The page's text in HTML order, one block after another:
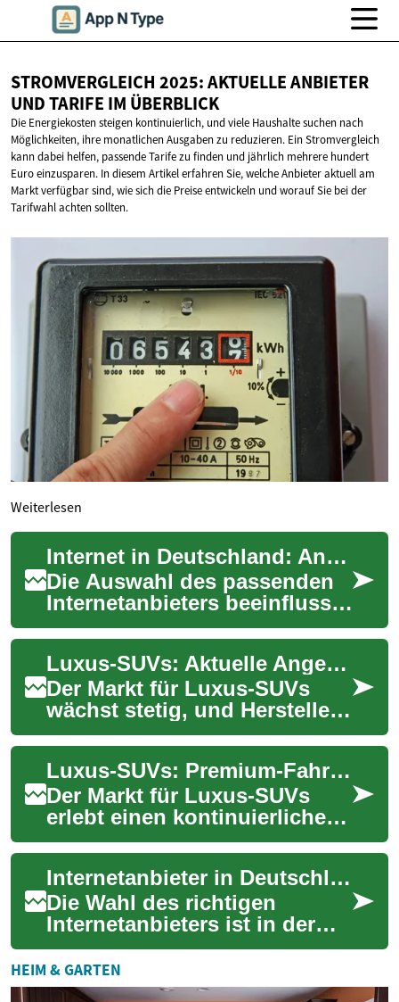
STROMVERGLEICH 2025: AKTUELLE ANBIETER
UND TARIFE IM ÜBERBLICK
Die Energiekosten steigen kontinuierlich, und viele Haushalte suchen nach
Möglichkeiten, ihre monatlichen Ausgaben zu reduzieren. Ein Stromvergleich
kann dabei helfen, passende Tarife zu finden und jährlich mehrere hundert
Euro einzusparen. In diesem Artikel erfahren Sie, welche Anbieter aktuell am
Markt verfügbar sind, wie sich die Preise entwickeln und worauf Sie bei der
Tarifwahl achten sollten.
Weiterlesen
Internet in Deutschland: Anbieter, Technik und Tarife im Überblick
Die Auswahl des passenden
Internetanbieters beeinflusst
Alltag und Arbeit erheblich.
Dieser umfassende Überblick
erlä...
Luxus-SUVs: Aktuelle Angebote und Premium-Modelle im Überblick
Der Markt für Luxus-SUVs
wächst stetig, und Hersteller
überbieten sich gegenseitig
mit immer exklusiveren
Modellen un...
Luxus-SUVs: Premium-Fahrzeuge und aktuelle Angebote im Überblick
Der Markt für Luxus-SUVs
erlebt einen kontinuierlichen
Aufschwung, da immer mehr
Käufer die Kombination aus
Komfort, ...
Internetanbieter in Deutschland: Ein umfassender Überblick
Die Wahl des richtigen
Internetanbieters ist in der
heutigen digitalen Welt von
entscheidender Bedeutung.
Mit der zun...
HEIM & GARTEN